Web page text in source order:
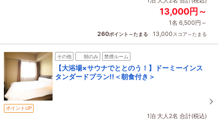
13,000円～
1名 6,500円～
260ポイント～たまる 13,000スコア～たまる
その他 朝のみ 禁煙ルーム
【大浴場×サウナでととのう！】ドーミーインス
タンダードプラン!!＜朝食付き＞
ポイントUP
1泊 大人2名 合計(税込)